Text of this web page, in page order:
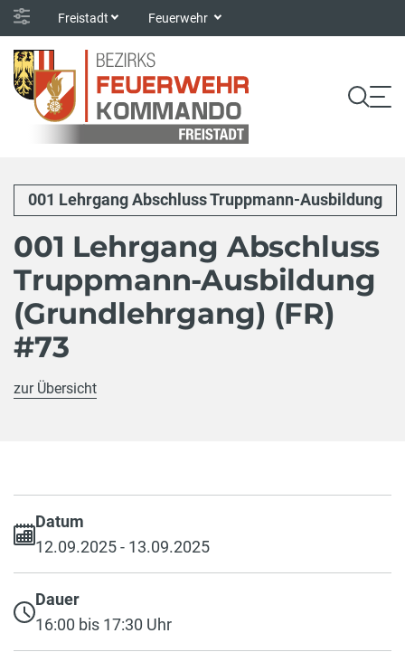
Freistadt Feuerwehr
001 Lehrgang Abschluss Truppmann-Ausbildung
001 Lehrgang Abschluss
Truppmann-Ausbildung
(Grundlehrgang) (FR)
#73
zur Übersicht
Datum
12.09.2025 - 13.09.2025
Dauer
16:00 bis 17:30 Uhr